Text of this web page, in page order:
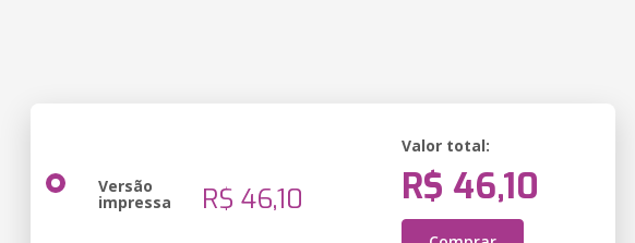
Versão
impressa R$ 46,10
Valor total:
R$ 46,10